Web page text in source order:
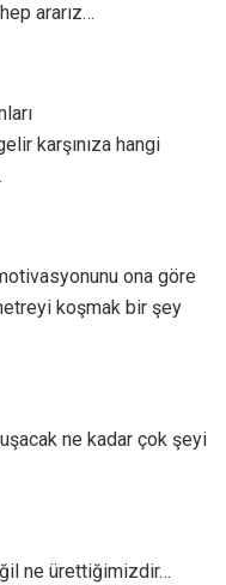
ararız…
karşınıza hangi
ona göre
koşmak bir şey
ne kadar çok şeyi
ne ürettiğimizdir…